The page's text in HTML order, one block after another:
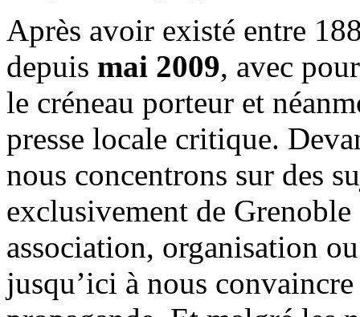
Après avoir existé entre
depuis mai 2009, avec
le créneau porteur et
presse locale critique.
nous concentrons sur des
exclusivement de
association, organisation
jusqu’ici à nous